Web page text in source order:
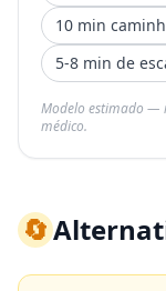
10 min
5-8 min de
Modelo estimado —
médico.
🔄